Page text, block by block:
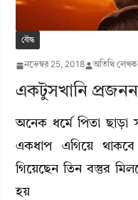
বৌদ্ধ
নভেম্বর 25, 2018 অতিথি লেখক
একটুসখানি
অনেক ধর্মে পিতা
একধাপ এগিয়ে
গিয়েছেন তিন বস্তুর
হয়